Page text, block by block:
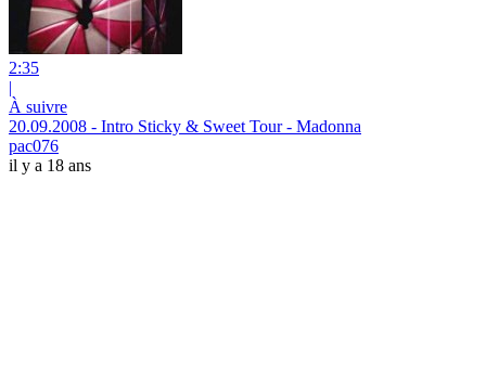
2:35
|
À suivre
20.09.2008 - Intro Sticky & Sweet Tour - Madonna
pac076
il y a 18 ans